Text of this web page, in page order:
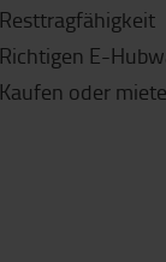
Resttragfähigkeit
Richtigen E-
Kaufen oder